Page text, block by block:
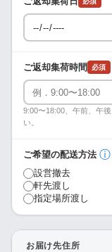
ご返却集荷時間 必須
9:00〜18:00、午前、午
い。
ご希望の配送方法 ⓘ
設営撤去
軒先渡し
指定場所渡し
お届け先住所